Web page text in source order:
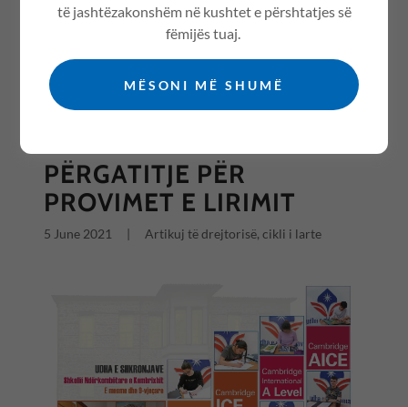
All Posts
PËRGATITJE PËR
PROVIMET E LIRIMIT
5 June 2021 Artikuj të drejtorisë, cikli i larte
të jashtëzakonshëm në kushtet e përshtatjes së
fëmijës tuaj.
MËSONI MË SHUMË